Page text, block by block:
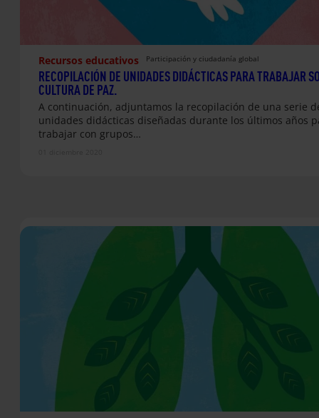
Recursos educativos Participación y ciudadanía global
RECOPILACIÓN DE UNIDADES DIDÁCTICAS PARA TRABAJAR
CULTURA DE PAZ.
A continuación, adjuntamos la recopilación de una serie
unidades didácticas diseñadas durante los últimos años
trabajar con grupos…